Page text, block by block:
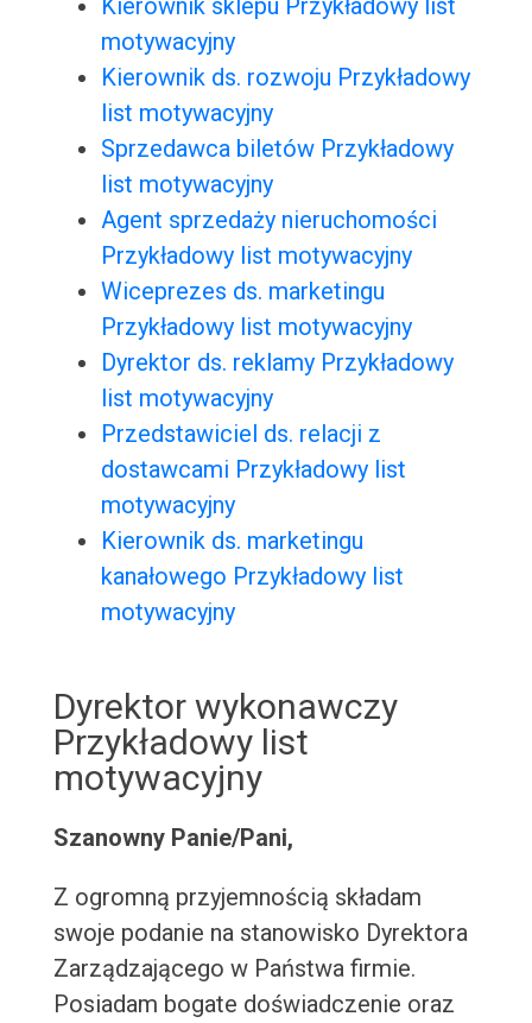
Kierownik sklepu Przykładowy list
motywacyjny
Kierownik ds. rozwoju Przykładowy
list motywacyjny
Sprzedawca biletów Przykładowy
list motywacyjny
Agent sprzedaży nieruchomości
Przykładowy list motywacyjny
Wiceprezes ds. marketingu
Przykładowy list motywacyjny
Dyrektor ds. reklamy Przykładowy
list motywacyjny
Przedstawiciel ds. relacji z
dostawcami Przykładowy list
motywacyjny
Kierownik ds. marketingu
kanałowego Przykładowy list
motywacyjny
Dyrektor wykonawczy
Przykładowy list
motywacyjny
Szanowny Panie/Pani,
Z ogromną przyjemnością składam
swoje podanie na stanowisko Dyrektora
Zarządzającego w Państwa firmie.
Posiadam bogate doświadczenie oraz